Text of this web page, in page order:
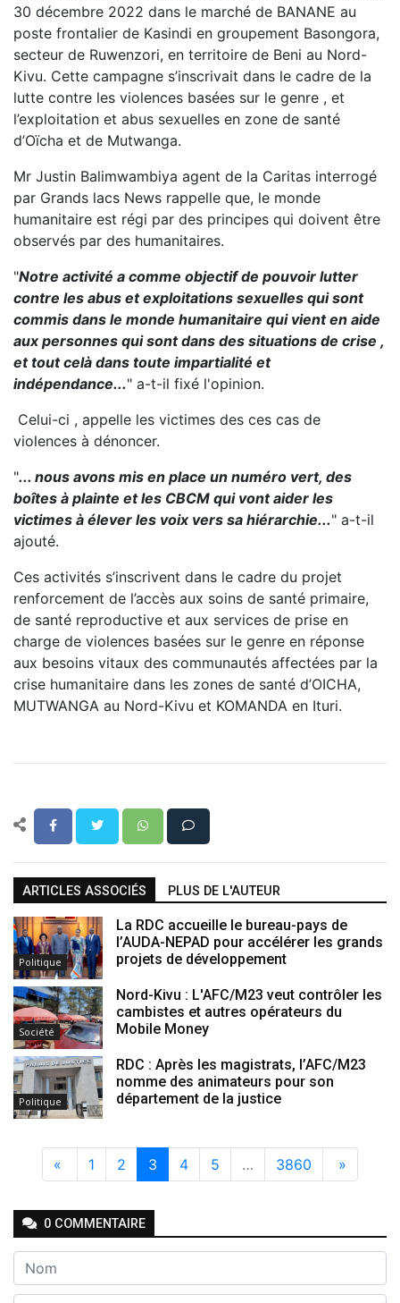
30 décembre 2022 dans le marché de BANANE au
poste frontalier de Kasindi en groupement Basongora,
secteur de Ruwenzori, en territoire de Beni au Nord-
Kivu. Cette campagne s’inscrivait dans le cadre de la
lutte contre les violences basées sur le genre , et
l’exploitation et abus sexuelles en zone de santé
d’Oïcha et de Mutwanga.
Mr Justin Balimwambiya agent de la Caritas interrogé
par Grands lacs News rappelle que, le monde
humanitaire est régi par des principes qui doivent être
observés par des humanitaires.
"Notre activité a comme objectif de pouvoir lutter
contre les abus et exploitations sexuelles qui sont
commis dans le monde humanitaire qui vient en aide
aux personnes qui sont dans des situations de crise ,
et tout celà dans toute impartialité et
indépendance..." a-t-il fixé l'opinion.
Celui-ci , appelle les victimes des ces cas de
violences à dénoncer.
"... nous avons mis en place un numéro vert, des
boîtes à plainte et les CBCM qui vont aider les
victimes à élever les voix vers sa hiérarchie..." a-t-il
ajouté.
Ces activités s’inscrivent dans le cadre du projet
renforcement de l’accès aux soins de santé primaire,
de santé reproductive et aux services de prise en
charge de violences basées sur le genre en réponse
aux besoins vitaux des communautés affectées par la
crise humanitaire dans les zones de santé d’OICHA,
MUTWANGA au Nord-Kivu et KOMANDA en Ituri.
ARTICLES ASSOCIÉS PLUS DE L'AUTEUR
Politique
La RDC accueille le bureau-pays de
l’AUDA-NEPAD pour accélérer les grands
projets de développement
Société
Nord-Kivu : L'AFC/M23 veut contrôler les
cambistes et autres opérateurs du
Mobile Money
Politique
RDC : Après les magistrats, l’AFC/M23
nomme des animateurs pour son
département de la justice
« 1 2 3 4 5 … 3860 »
0 COMMENTAIRE